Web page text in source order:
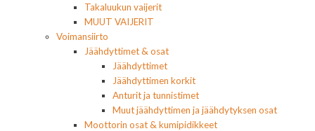
Takaluukun vaijerit
MUUT VAIJERIT
Voimansiirto
Jäähdyttimet & osat
Jäähdyttimet
Jäähdyttimen korkit
Anturit ja tunnistimet
Muut jäähdyttimen ja jäähdytyksen osat
Moottorin osat & kumipidikkeet